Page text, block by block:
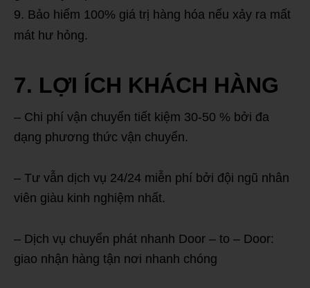
Bảo hiểm 100% giá trị hàng hóa nếu xảy ra mất
mát hư hỏng.
7. LỢI ÍCH KHÁCH HÀNG
– Chi phí vận chuyển tiết kiệm 30-50 % bởi đa
dạng phương thức vận chuyển.
– Tư vẫn dịch vụ 24/24 miễn phí bởi đội ngũ nhân
viên giàu kinh nghiệm nhất.
– Dịch vụ chuyển phát nhanh Door – to – Door:
giao nhận hàng tận nơi nhanh chóng